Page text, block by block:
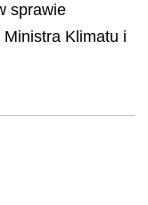
sprawie
Ministra Klimatu i